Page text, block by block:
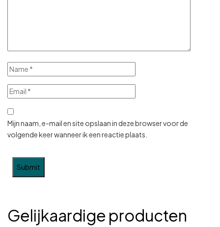
Mijn naam, e-mail en site opslaan in deze browser voor de
volgende keer wanneer ik een reactie plaats.
Gelijkaardige producten